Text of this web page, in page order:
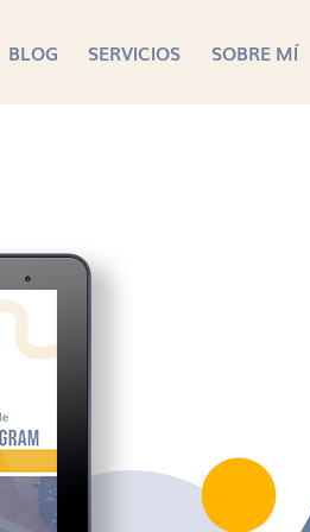
BLOG SERVICIOS SOBRE MÍ